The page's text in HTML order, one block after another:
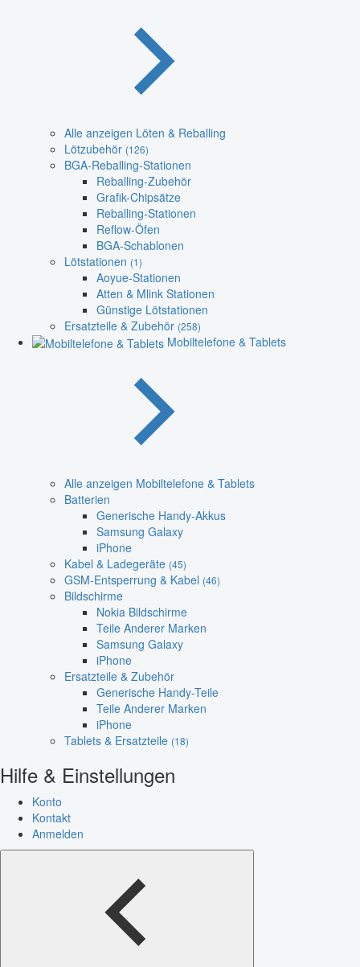
Alle anzeigen Löten & Reballing
Lötzubehör (126)
BGA-Reballing-Stationen
Reballing-Zubehör
Grafik-Chipsätze
Reballing-Stationen
Reflow-Öfen
BGA-Schablonen
Lötstationen (1)
Aoyue-Stationen
Atten & Mlink Stationen
Günstige Lötstationen
Ersatzteile & Zubehör (258)
Mobiltelefone & Tablets
Alle anzeigen Mobiltelefone & Tablets
Batterien
Generische Handy-Akkus
Samsung Galaxy
iPhone
Kabel & Ladegeräte (45)
GSM-Entsperrung & Kabel (46)
Bildschirme
Nokia Bildschirme
Teile Anderer Marken
Samsung Galaxy
iPhone
Ersatzteile & Zubehör
Generische Handy-Teile
Teile Anderer Marken
iPhone
Tablets & Ersatzteile (18)
Hilfe & Einstellungen
Konto
Kontakt
Anmelden